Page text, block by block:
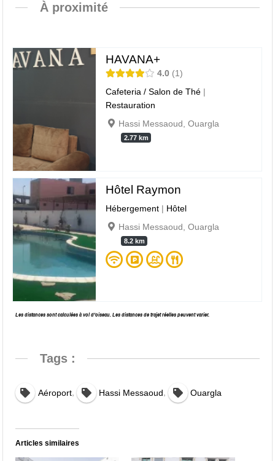
À proximité
HAVANA+
4.0
1
Cafeteria / Salon de Thé |
Restauration
Hassi Messaoud, Ouargla
2.77 km
Hôtel Raymon
Hébergement | Hôtel
Hassi Messaoud, Ouargla
8.2 km
Les distances sont calculées à vol d’oiseau. Les distances de trajet réelles peuvent varier.
Tags :
Aéroport, Hassi Messaoud Ouargla
Articles similaires